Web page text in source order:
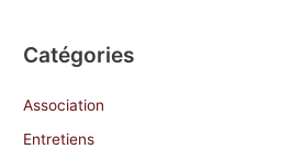
Catégories
Association
Entretiens